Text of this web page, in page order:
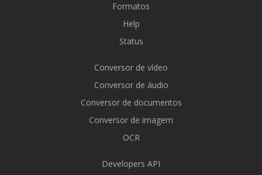
Formatos
Help
Status
Conversor de vídeo
Conversor de áudio
Conversor de documentos
Conversor de imagem
OCR
Developers API